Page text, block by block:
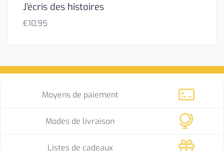
J’écris des histoires
€10,95
Moyens de paiement
Modes de livraison
Listes de cadeaux